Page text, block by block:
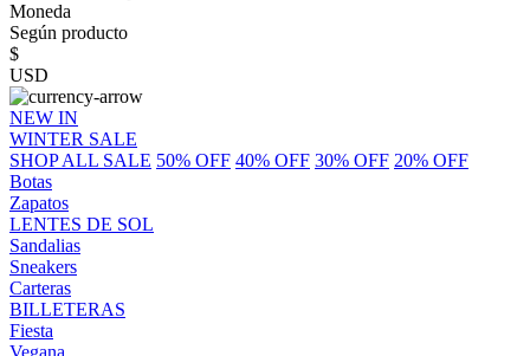
Moneda
Según producto
$
USD
NEW IN
WINTER SALE
SHOP ALL SALE 50% OFF 40% OFF 30% OFF 20% OFF
Botas
Zapatos
LENTES DE SOL
Sandalias
Sneakers
Carteras
BILLETERAS
Fiesta
Vegana